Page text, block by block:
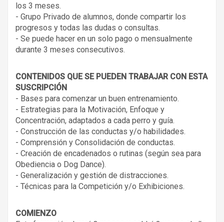
los 3 meses.
- Grupo Privado de alumnos, donde compartir los
progresos y todas las dudas o consultas.
- Se puede hacer en un solo pago o mensualmente
durante 3 meses consecutivos.
CONTENIDOS QUE SE PUEDEN TRABAJAR CON ESTA
SUSCRIPCIÓN
- Bases para comenzar un buen entrenamiento.
- Estrategias para la Motivación, Enfoque y
Concentración, adaptados a cada perro y guía.
- Construcción de las conductas y/o habilidades.
- Comprensión y Consolidación de conductas.
- Creación de encadenados o rutinas (según sea para
Obediencia o Dog Dance).
- Generalización y gestión de distracciones.
- Técnicas para la Competición y/o Exhibiciones.
COMIENZO